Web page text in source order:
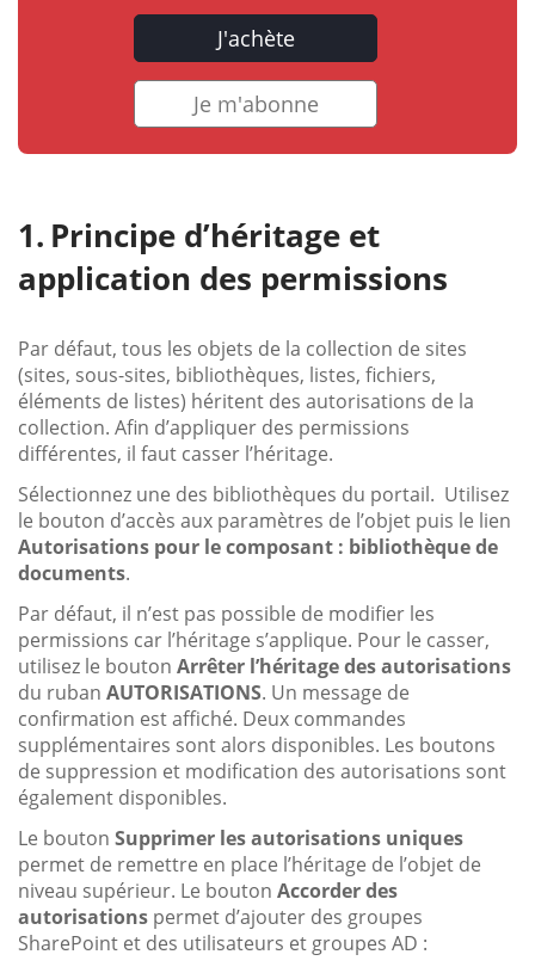
J'achète
Je m'abonne
Principe d’héritage et
application des permissions
Par défaut, tous les objets de la collection de sites
(sites, sous-sites, bibliothèques, listes, fichiers,
éléments de listes) héritent des autorisations de la
collection. Afin d’appliquer des permissions
différentes, il faut casser l’héritage.
Sélectionnez une des bibliothèques du portail. Utilisez
le bouton d’accès aux paramètres de l’objet puis le lien
Autorisations pour le composant : bibliothèque de
documents.
Par défaut, il n’est pas possible de modifier les
permissions car l’héritage s’applique. Pour le casser,
utilisez le bouton Arrêter l’héritage des autorisations
du ruban AUTORISATIONS. Un message de
confirmation est affiché. Deux commandes
supplémentaires sont alors disponibles. Les boutons
de suppression et modification des autorisations sont
également disponibles.
Le bouton Supprimer les autorisations uniques
permet de remettre en place l’héritage de l’objet de
niveau supérieur. Le bouton Accorder des
autorisations permet d’ajouter des groupes
SharePoint et des utilisateurs et groupes AD :